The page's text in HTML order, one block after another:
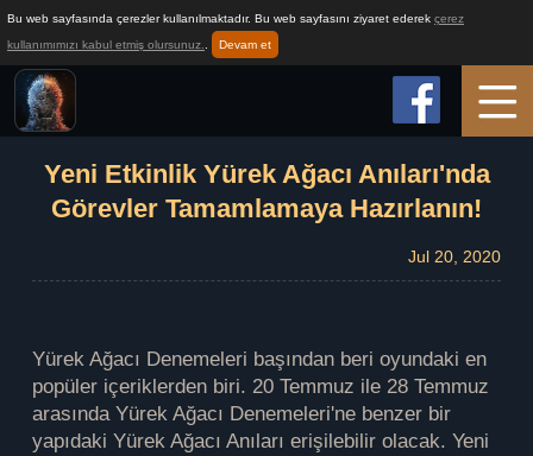
Bu web sayfasında çerezler kullanılmaktadır. Bu web sayfasını ziyaret ederek çerez
kullanımımızı kabul etmiş olursunuz.
Devam et
Ana Sayfa
Oyun Bilgisi
Haberler
Yeni Etkinlik Yürek Ağacı Anıları'nda
Görevler Tamamlamaya Hazırlanın!
Jul 20, 2020
Yürek Ağacı Denemeleri başından beri oyundaki en
popüler içeriklerden biri. 20 Temmuz ile 28 Temmuz
arasında Yürek Ağacı Denemeleri'ne benzer bir
yapıdaki Yürek Ağacı Anıları erişilebilir olacak. Yeni